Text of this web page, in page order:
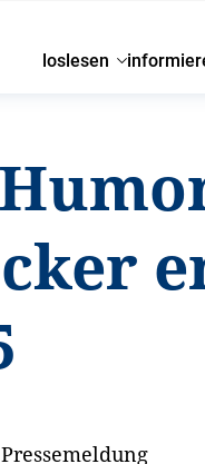
loslesen
Pressemeldung